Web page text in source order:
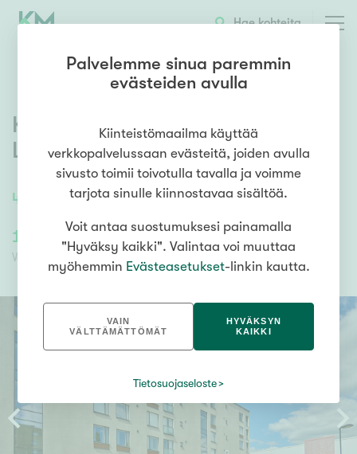
Hae kohteita
47,5 /47,5m² 2h+kt+s
Karjalohjankatu 4,Keskusta
Lohja
185 000,00 €
Velaton hinta
111 883,49 €
Palvelemme sinua paremmin
evästeiden avulla
Kiinteistömaailma käyttää
verkkopalvelussaan evästeitä, joiden avulla
sivusto toimii toivotulla tavalla ja voimme
tarjota sinulle kiinnostavaa sisältöä.
Voit antaa suostumuksesi painamalla
"Hyväksy kaikki". Valintaa voi muuttaa
myöhemmin Evästeasetukset-linkin kautta.
VAIN
VÄLTTÄMÄTTÖMÄT
HYVÄKSYN
KAIKKI
Tietosuojaseloste